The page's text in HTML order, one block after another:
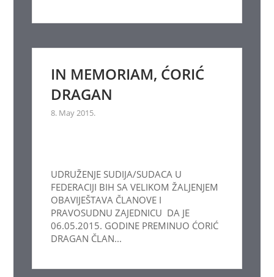
IN MEMORIAM, ĆORIĆ
DRAGAN
8. May 2015.
UDRUŽENJE SUDIJA/SUDACA U
FEDERACIJI BIH SA VELIKOM ŽALJENJEM
OBAVIJEŠTAVA ČLANOVE I
PRAVOSUDNU ZAJEDNICU DA JE
06.05.2015. GODINE PREMINUO ĆORIĆ
DRAGAN ČLAN...